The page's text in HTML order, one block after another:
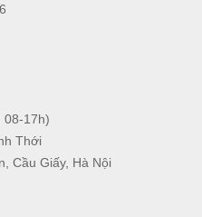
08-17h)
Thới
Cầu Giấy, Hà Nội